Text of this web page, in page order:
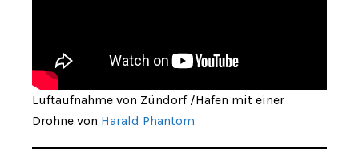
Luftaufnahme von Zündorf /Hafen mit einer
Drohne von Harald Phantom